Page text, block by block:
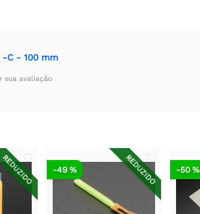
-C - 100 mm
sua avaliação
REDUZIDO REDUZIDO
-49 % -50 %